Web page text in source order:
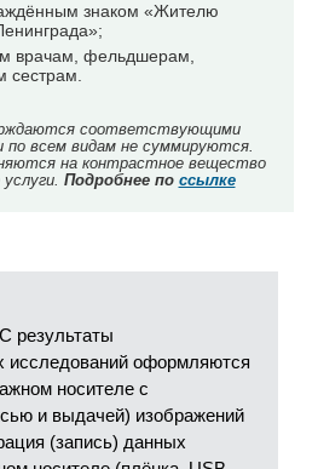
знаком «Жителю
врачам, фельдшерам,
сестрам.
соответствующими
по всем видам не суммируются.
на контрастное вещество
Подробнее по ссылке
результаты
исследований оформляются
носителе с
и выдачей) изображений
(запись) данных